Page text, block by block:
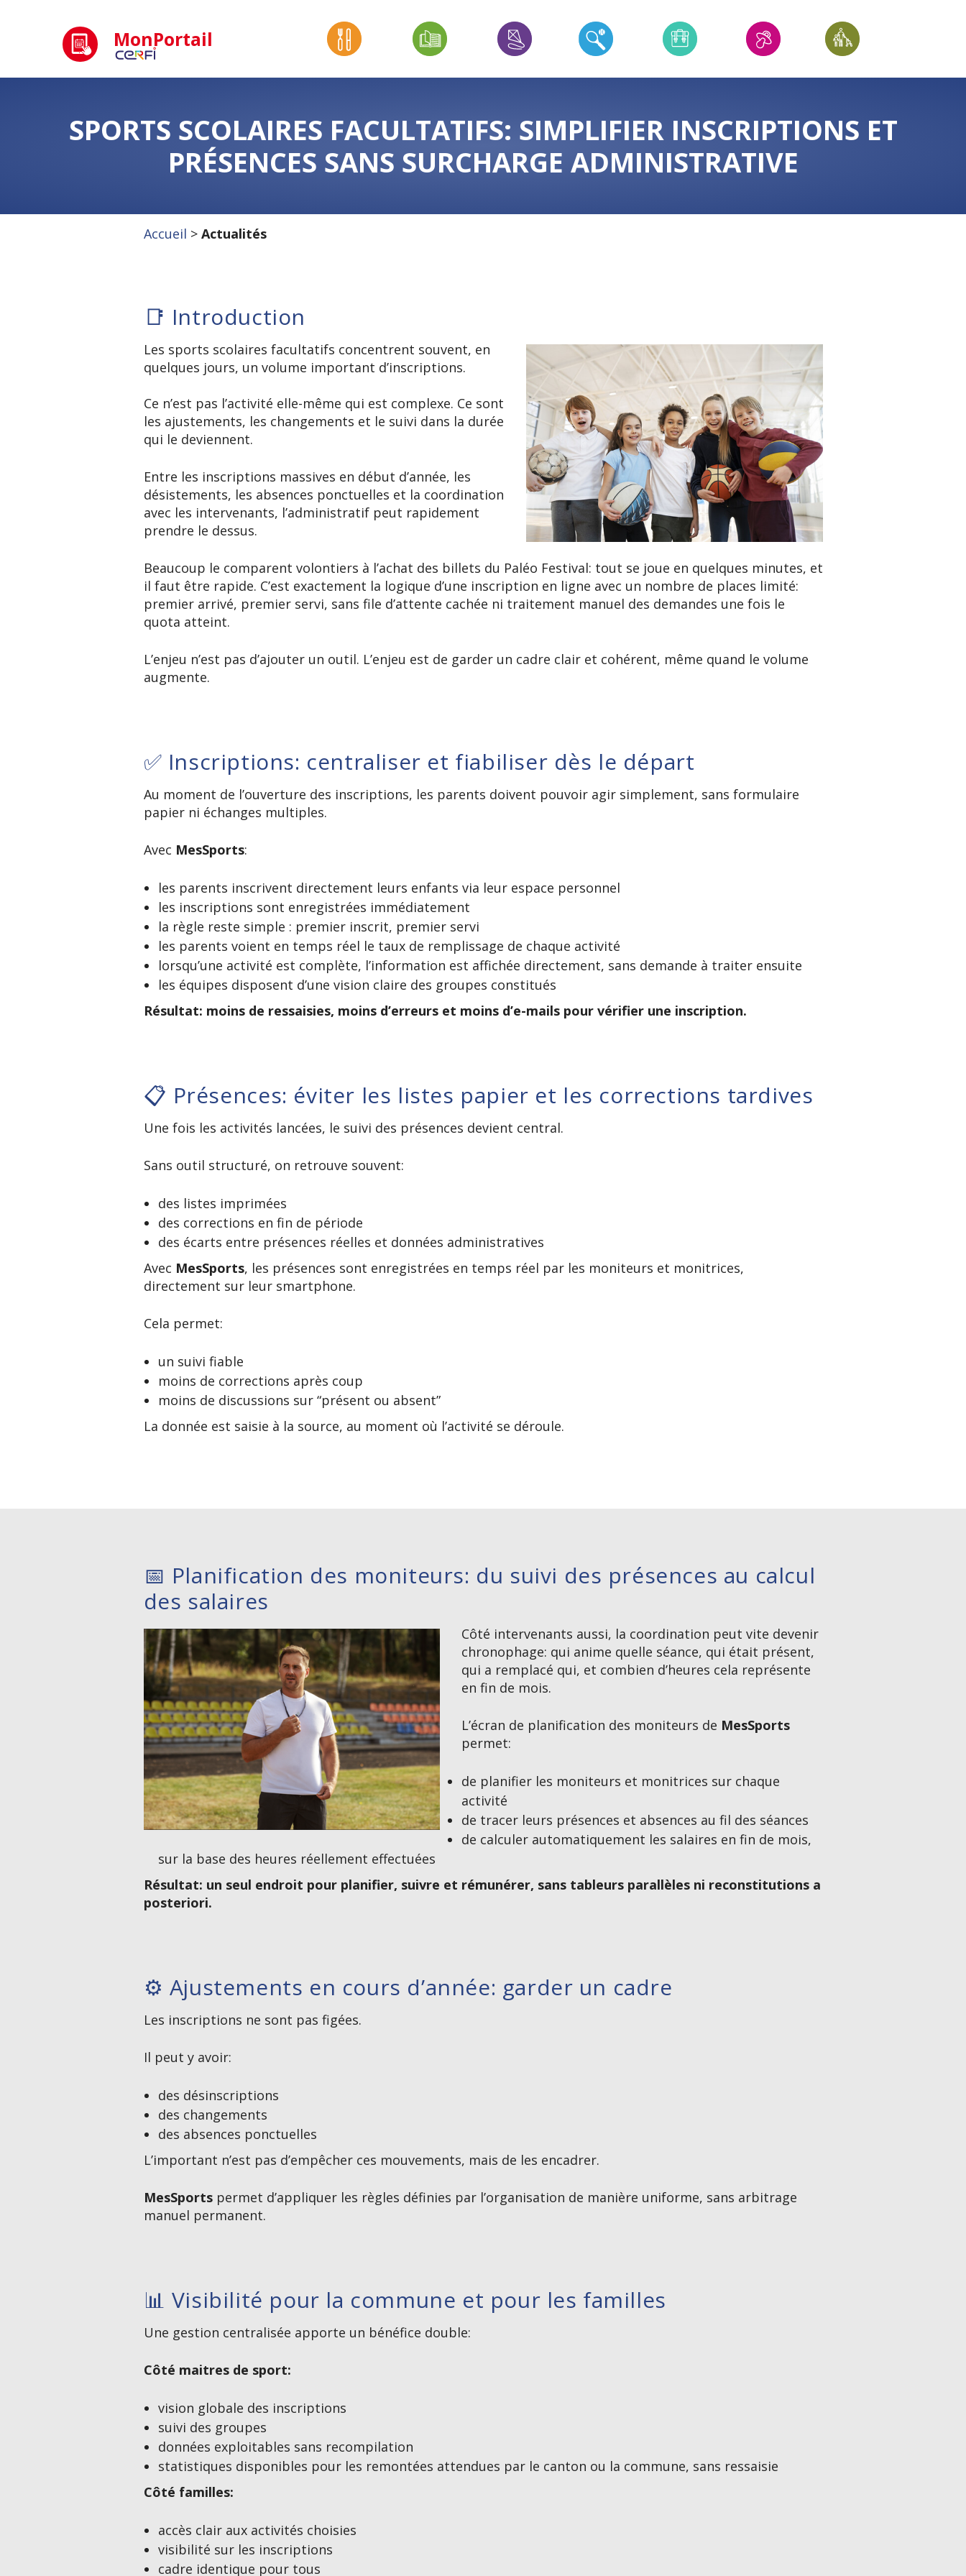
MonPortail
SPORTS SCOLAIRES FACULTATIFS: SIMPLIFIER INSCRIPTIONS ET
PRÉSENCES SANS SURCHARGE ADMINISTRATIVE
Accueil > Actualités
📑 Introduction
Les sports scolaires facultatifs concentrent souvent, en
quelques jours, un volume important d’inscriptions.
Ce n’est pas l’activité elle-même qui est complexe. Ce sont
les ajustements, les changements et le suivi dans la durée
qui le deviennent.
Entre les inscriptions massives en début d’année, les
désistements, les absences ponctuelles et la coordination
avec les intervenants, l’administratif peut rapidement
prendre le dessus.
Beaucoup le comparent volontiers à l’achat des billets du Paléo Festival: tout se joue en quelques minutes, et
il faut être rapide. C’est exactement la logique d’une inscription en ligne avec un nombre de places limité:
premier arrivé, premier servi, sans file d’attente cachée ni traitement manuel des demandes une fois le
quota atteint.
L’enjeu n’est pas d’ajouter un outil. L’enjeu est de garder un cadre clair et cohérent, même quand le volume
augmente.
✅ Inscriptions: centraliser et fiabiliser dès le départ
Au moment de l’ouverture des inscriptions, les parents doivent pouvoir agir simplement, sans formulaire
papier ni échanges multiples.
Avec MesSports:
les parents inscrivent directement leurs enfants via leur espace personnel
les inscriptions sont enregistrées immédiatement
la règle reste simple : premier inscrit, premier servi
les parents voient en temps réel le taux de remplissage de chaque activité
lorsqu’une activité est complète, l’information est affichée directement, sans demande à traiter ensuite
les équipes disposent d’une vision claire des groupes constitués
Résultat: moins de ressaisies, moins d’erreurs et moins d’e-mails pour vérifier une inscription.
📋 Présences: éviter les listes papier et les corrections tardives
Une fois les activités lancées, le suivi des présences devient central.
Sans outil structuré, on retrouve souvent:
des listes imprimées
des corrections en fin de période
des écarts entre présences réelles et données administratives
Avec MesSports, les présences sont enregistrées en temps réel par les moniteurs et monitrices,
directement sur leur smartphone.
Cela permet:
un suivi fiable
moins de corrections après coup
moins de discussions sur “présent ou absent”
La donnée est saisie à la source, au moment où l’activité se déroule.
📅 Planification des moniteurs: du suivi des présences au calcul
des salaires
Côté intervenants aussi, la coordination peut vite devenir
chronophage: qui anime quelle séance, qui était présent,
qui a remplacé qui, et combien d’heures cela représente
en fin de mois.
L’écran de planification des moniteurs de MesSports
permet:
de planifier les moniteurs et monitrices sur chaque
activité
de tracer leurs présences et absences au fil des séances
de calculer automatiquement les salaires en fin de mois,
sur la base des heures réellement effectuées
Résultat: un seul endroit pour planifier, suivre et rémunérer, sans tableurs parallèles ni reconstitutions a
posteriori.
⚙️ Ajustements en cours d’année: garder un cadre
Les inscriptions ne sont pas figées.
Il peut y avoir:
des désinscriptions
des changements
des absences ponctuelles
L’important n’est pas d’empêcher ces mouvements, mais de les encadrer.
MesSportspermet d’appliquer les règles définies par l’organisation de manière uniforme, sans arbitrage
manuel permanent.
📊 Visibilité pour la commune et pour les familles
Une gestion centralisée apporte un bénéfice double:
Côté maitres de sport:
vision globale des inscriptions
suivi des groupes
données exploitables sans recompilation
statistiques disponibles pour les remontées attendues par le canton ou la commune, sans ressaisie
Côté familles:
accès clair aux activités choisies
visibilité sur les inscriptions
cadre identique pour tous